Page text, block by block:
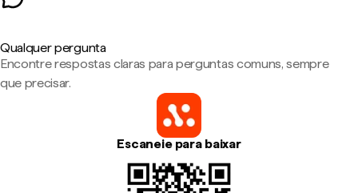
Qualquer pergunta
Encontre respostas claras para perguntas comuns, sempre
que precisar.
Escaneie para baixar